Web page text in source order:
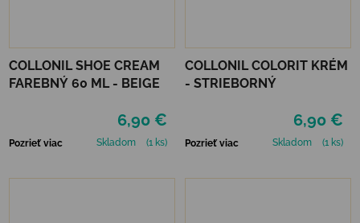
COLLONIL SHOE CREAM
FAREBNÝ 60 ML - BEIGE
6,90 €
Pozrieť viac Skladom (1 ks)
COLLONIL COLORIT KRÉM
- STRIEBORNÝ
6,90 €
Pozrieť viac Skladom (1 ks)